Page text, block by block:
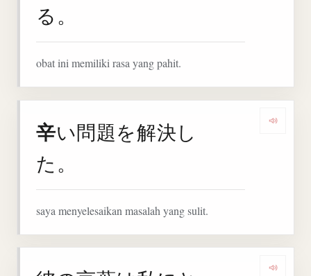
る。
obat ini memiliki rasa yang pahit.
辛い問題を解決し
た。
saya menyelesaikan masalah yang sulit.